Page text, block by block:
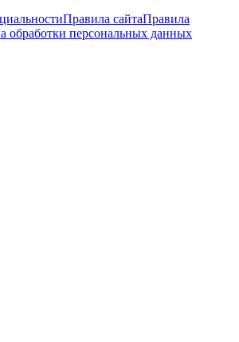
Правила сайтаПравила
обработки персональных данных